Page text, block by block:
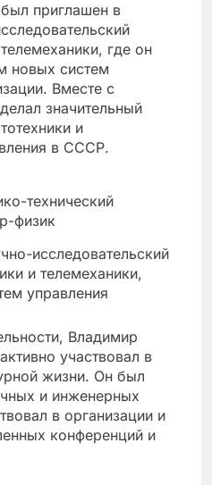
приглашен в
где он
новых систем
Вместе с
значительный
и
в СССР.
технический
физик
исследовательский
и телемеханики,
управления
Владимир
участвовал в
жизни. Он был
и инженерных
в организации и
конференций и